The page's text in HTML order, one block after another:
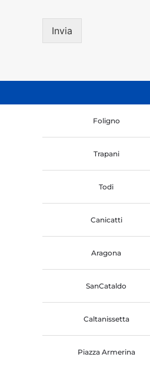
Invia
Foligno
Trapani
Todi
Canicatti
Aragona
SanCataldo
Caltanissetta
Piazza Armerina